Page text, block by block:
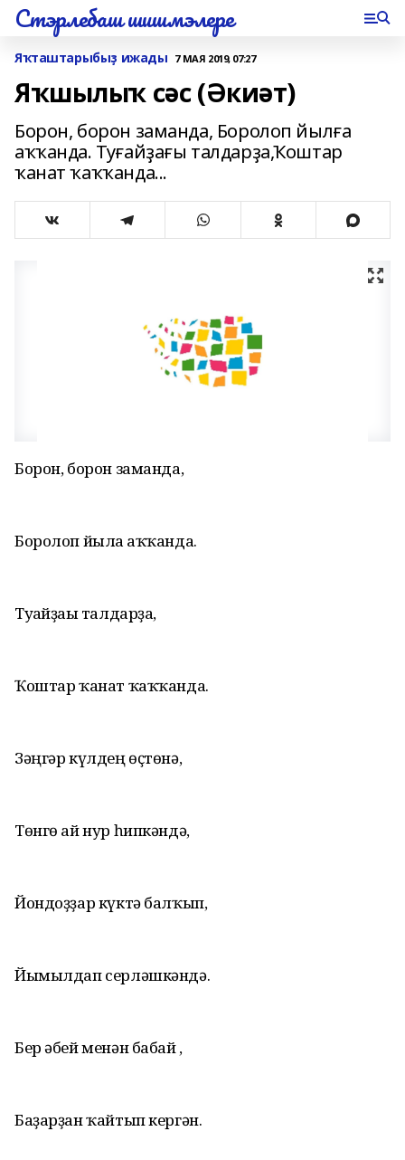
Стэрлебаш шишмэлере
Яҡташтарыбыҙ ижады 7 МАЯ 2019, 07:27
Яҡшылыҡ сәс (Әкиәт)
Борон, борон заманда, Боролоп йылға
аҡҡанда. Туғайҙағы талдарҙа,Ҡоштар
ҡанат ҡаҡҡанда...
Борон, борон заманда,
Боролоп йылға аҡҡанда.
Туғайҙағы талдарҙа,
Ҡоштар ҡанат ҡаҡҡанда.
Зәңгәр күлдең өҫтөнә,
Төнгө ай нур һипкәндә,
Йондоҙҙар күктә балҡып,
Йымылдап серләшкәндә.
Бер әбей менән бабай ,
Баҙарҙан ҡайтып кергән.